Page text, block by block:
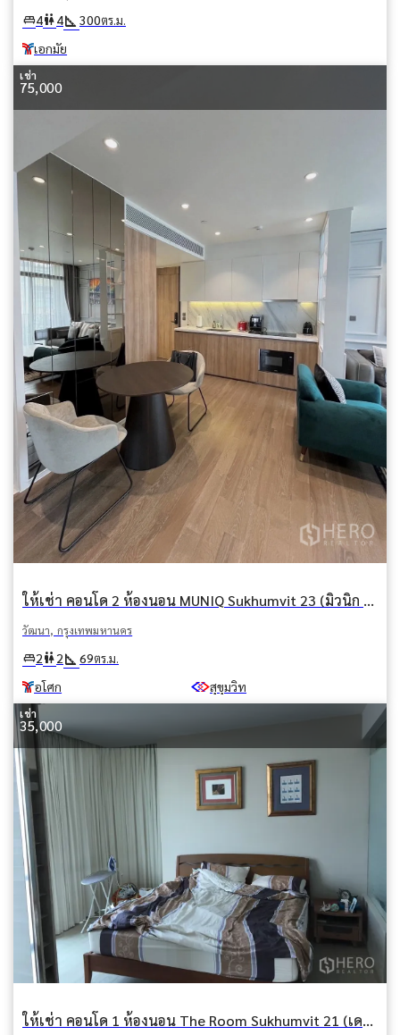
king_bed4wc4square_foot 300ตร.ม.
เอกมัย
เช่า
75,000
ให้เช่า คอนโด 2 ห้องนอน MUNIQ Sukhumvit 23 (มิวนิก สุขุมวิท 23) คลองเตยเหนือ วัฒนา กรุงเทพมหานคร BTS อโศก
วัฒนา, กรุงเทพมหานคร
king_bed2wc2square_foot 69ตร.ม.
อโศก สุขุมวิท
เช่า
35,000
ให้เช่า คอนโด 1 ห้องนอน The Room Sukhumvit 21 (เดอะรูม สุขุมวิท 21) คลองเตยเหนือ วัฒนา กรุงเทพมหานคร BTS อโศก